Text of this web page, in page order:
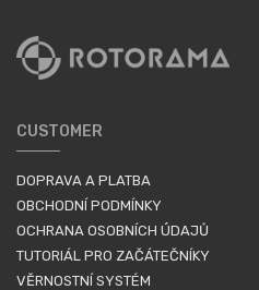
CUSTOMER
DOPRAVA A PLATBA
OBCHODNÍ PODMÍNKY
OCHRANA OSOBNÍCH ÚDAJŮ
TUTORIÁL PRO ZAČÁTEČNÍKY
VĚRNOSTNÍ SYSTÉM